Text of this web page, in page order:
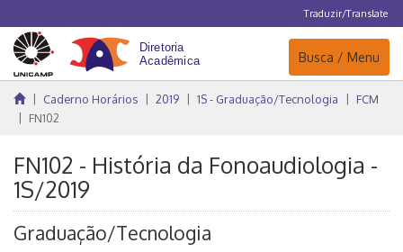
Traduzir/Translate
Navegação
Busca / Menu
Caderno Horários 2019 1S - Graduação/Tecnologia
FCM
FN102
FN102 - História da Fonoaudiologia -
1S/2019
Graduação/Tecnologia